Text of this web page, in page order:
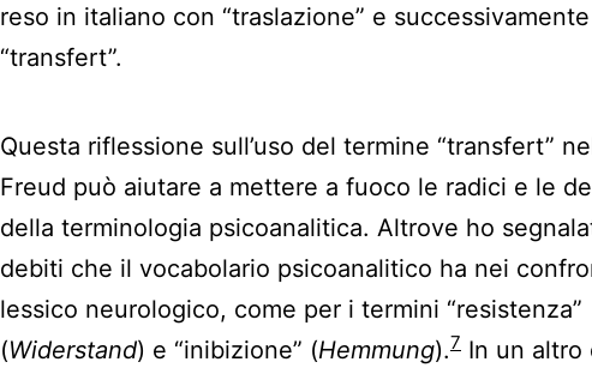
reso in italiano con “traslazione” e
“transfert”.
Questa riflessione sull’uso del termine “transfert”
Freud può aiutare a mettere a fuoco le radici e le
della terminologia psicoanalitica. Altrove ho
debiti che il vocabolario psicoanalitico ha nei
lessico neurologico, come per i termini “resistenza”
(Widerstand) e “inibizione” (Hemmung).7 In un altro